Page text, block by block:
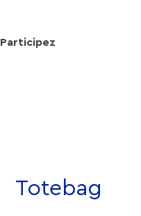
Participez
Totebag